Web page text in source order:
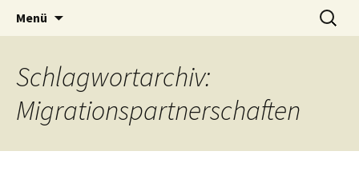
AFRICA live
Seit 1998: Aktuelles aus und mit Bezug zu
Afrika
Menü
Suchen
nach:
Schlagwortarchiv:
Migrationspartnerschaften